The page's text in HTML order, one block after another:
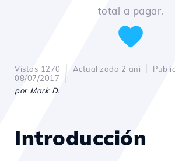
total a pagar.
Vistas 1270 Actualizado 2 ani
08/07/2017
por Mark D.
Introducción